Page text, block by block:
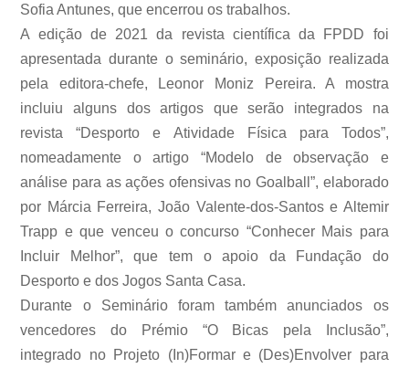
Sofia Antunes, que encerrou os trabalhos.
A edição de 2021 da revista científica da FPDD foi
apresentada durante o seminário, exposição realizada
pela editora-chefe, Leonor Moniz Pereira. A mostra
incluiu alguns dos artigos que serão integrados na
revista “Desporto e Atividade Física para Todos”,
nomeadamente o artigo “Modelo de observação e
análise para as ações ofensivas no Goalball”, elaborado
por Márcia Ferreira, João Valente-dos-Santos e Altemir
Trapp e que venceu o concurso “Conhecer Mais para
Incluir Melhor”, que tem o apoio da Fundação do
Desporto e dos Jogos Santa Casa.
Durante o Seminário foram também anunciados os
vencedores do Prémio “O Bicas pela Inclusão”,
integrado no Projeto (In)Formar e (Des)Envolver para